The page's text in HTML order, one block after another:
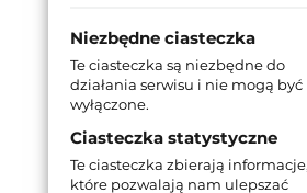
Niezbędne ciasteczka
Te ciasteczka są niezbędne do
działania serwisu i nie mogą być
wyłączone.
Ciasteczka statystyczne
Te ciasteczka zbierają informacje,
które pozwalają nam ulepszać